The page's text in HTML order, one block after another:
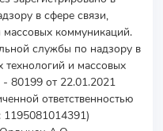
в сфере связи,
коммуникаций.
службы по надзору в
и массовых
от 22.01.2021
ответственностью